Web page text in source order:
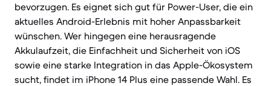
bevorzugen. Es eignet sich gut für Power-User, die ein
aktuelles Android-Erlebnis mit hoher Anpassbarkeit
wünschen. Wer hingegen eine herausragende
Akkulaufzeit, die Einfachheit und Sicherheit von iOS
sowie eine starke Integration in das Apple-Ökosystem
sucht, findet im iPhone 14 Plus eine passende Wahl. Es